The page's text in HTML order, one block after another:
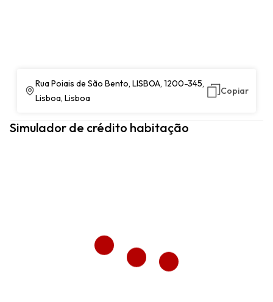
Rua Poiais de São Bento, LISBOA, 1200-345,
Lisboa, Lisboa
Copiar
Simulador de crédito habitação